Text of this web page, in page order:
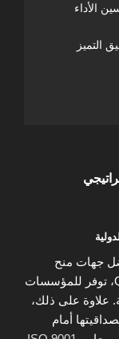
الأداء
التميز
جهات منح
شهادة الايزو في الكويت، مثل Quality Vision، توفر للمؤسسات
علاوة على ذلك،
أمام